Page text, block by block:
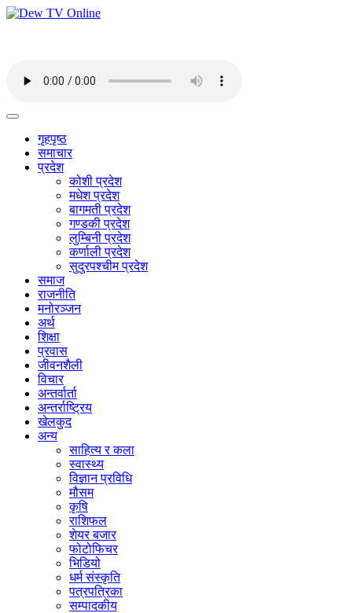
गृहपृष्ठ
समाचार
प्रदेश
कोशी प्रदेश
मधेश प्रदेश
बागमती प्रदेश
गण्डकी प्रदेश
लुम्बिनी प्रदेश
कर्णाली प्रदेश
सुदुरपश्चीम प्रदेश
समाज
राजनीति
मनोरञ्जन
अर्थ
शिक्षा
प्रवास
जीवनशैली
विचार
अन्तर्वार्ता
अन्तर्राष्ट्रिय
खेलकुद
अन्य
साहित्य र कला
स्वास्थ्य
विज्ञान प्रविधि
मौसम
कृषि
राशिफल
शेयर बजार
फोटोफिचर
भिडियो
धर्म संस्कृति
पत्रपत्रिका
सम्पादकीय